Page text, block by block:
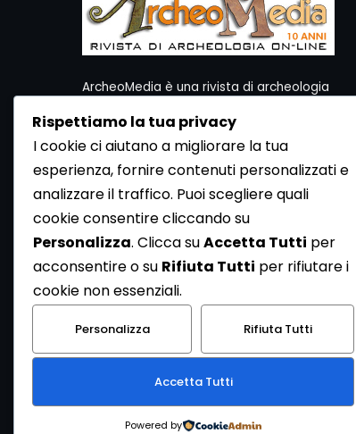
ArcheoMedia è una rivista di archeologia
Per contattare la Redazione potete utilizzare i
seguenti recapiti:
Redazione ArcheoMedia c/o Mediares S.c.
Via Gioberti 80/D - 10128 Torino
Tel 011.5806363 - Fax 011.5808561
http://www.mediares.to.it
http://www.didatticatorino.it
Rispettiamo la tua privacy
I cookie ci aiutano a migliorare la tua
esperienza, fornire contenuti personalizzati e
analizzare il traffico. Puoi scegliere quali
cookie consentire cliccando su
Personalizza. Clicca suAccetta Tutti per
acconsentire o su Rifiuta Tutti per rifiutare i
cookie non essenziali.
Personalizza Rifiuta Tutti
Accetta Tutti
Powered by